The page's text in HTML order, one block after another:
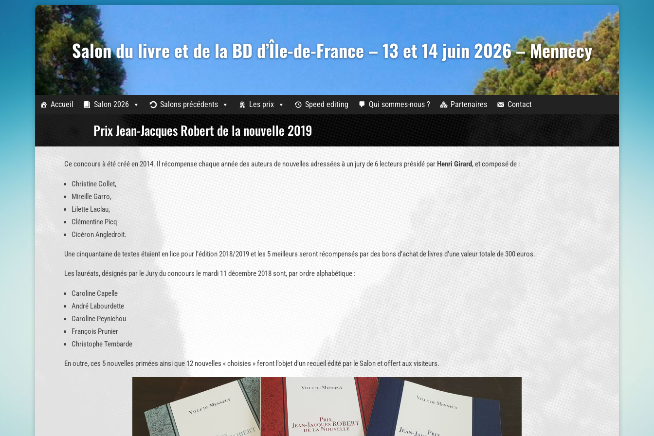
Salon du livre et de la BD d’Île-de-France – 13 et 14 juin 2026 – Mennecy
Accueil Salon 2026 Salons précédents Les prix Speed editing Qui sommes-nous ? Partenaires Contact
Prix Jean-Jacques Robert de la nouvelle 2019
Ce concours à été créé en 2014. Il récompense chaque année des auteurs de nouvelles adressées à un jury de 6 lecteurs présidé par Henri Girard, et composé de :
Christine Collet,
Mireille Garro,
Lilette Laclau,
Clémentine Picq
Cicéron Angledroit.
Une cinquantaine de textes étaient en lice pour l’édition 2018/2019 et les 5 meilleurs seront récompensés par des bons d’achat de livres d’une valeur totale de 300 euros.
Les lauréats, désignés par le Jury du concours le mardi 11 décembre 2018 sont, par ordre alphabétique :
Caroline Capelle
André Labourdette
Caroline Peynichou
François Prunier
Christophe Tembarde
En outre, ces 5 nouvelles primées ainsi que 12 nouvelles « choisies » feront l’objet d’un recueil édité par le Salon et offert aux visiteurs.